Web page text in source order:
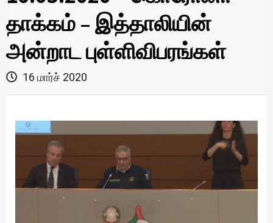
தாக்கம் – இத்தாலியின்
அன்றாட புள்ளிவிபரங்கள்
16 மார்ச் 2020